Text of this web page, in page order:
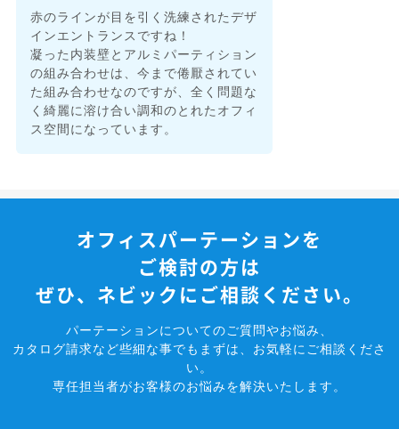
赤のラインが目を引く洗練されたデザ
インエントランスですね！
凝った内装壁とアルミパーティション
の組み合わせは、今まで倦厭されてい
た組み合わせなのですが、全く問題な
く綺麗に溶け合い調和のとれたオフィ
ス空間になっています。
オフィスパーテーションを
ご検討の方は
ぜひ、ネビックにご相談ください。
パーテーションについてのご質問やお悩み、
カタログ請求など些細な事でもまずは、お気軽にご相談くださ
い。
専任担当者がお客様のお悩みを解決いたします。